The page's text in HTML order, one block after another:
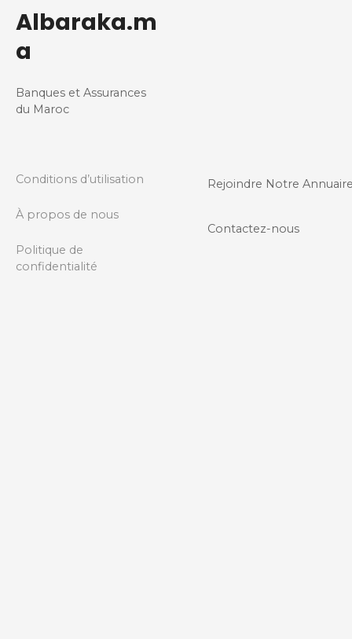
Albaraka.m
a
Banques et Assurances
du Maroc
Conditions d’utilisation
À propos de nous
Politique de
confidentialité
Rejoindre Notre
Contactez-nous